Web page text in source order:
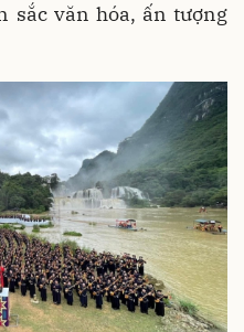
sắc văn hóa, ấn tượng